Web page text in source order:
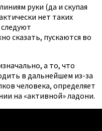
руки (да и скупая
нет таких
сказать, пускаются во
а то, что
в дальнейшем из-за
человека, определяет
на «активной» ладони.